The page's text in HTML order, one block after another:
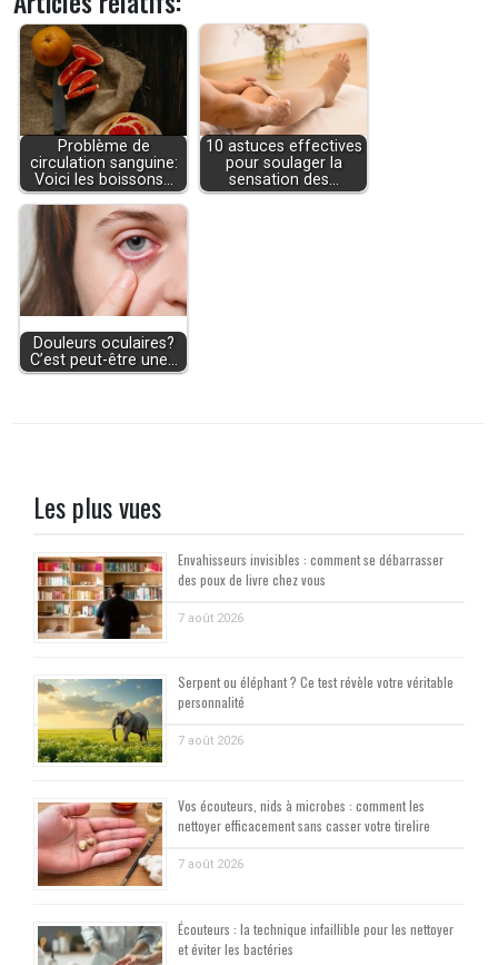
Problème de
circulation sanguine:
Voici les boissons…
10 astuces effectives
pour soulager la
sensation des…
Douleurs oculaires?
C’est peut-être une…
Les plus vues
Envahisseurs invisibles : comment se débarrasser
des poux de livre chez vous
7 août 2026
Serpent ou éléphant ? Ce test révèle votre véritable
personnalité
7 août 2026
Vos écouteurs, nids à microbes : comment les
nettoyer efficacement sans casser votre tirelire
7 août 2026
Écouteurs : la technique infaillible pour les nettoyer
et éviter les bactéries